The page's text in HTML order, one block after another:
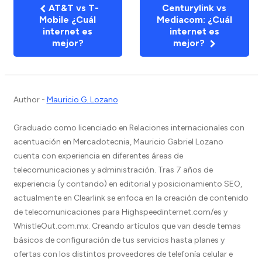
AT&T vs T-
Mobile ¿Cuál
internet es
mejor?
Centurylink vs
Mediacom: ¿Cuál
internet es
mejor?
Author - Mauricio G. Lozano
Graduado como licenciado en Relaciones internacionales con
acentuación en Mercadotecnia, Mauricio Gabriel Lozano
cuenta con experiencia en diferentes áreas de
telecomunicaciones y administración. Tras 7 años de
experiencia (y contando) en editorial y posicionamiento SEO,
actualmente en Clearlink se enfoca en la creación de contenido
de telecomunicaciones para Highspeedinternet.com/es y
WhistleOut.com.mx. Creando artículos que van desde temas
básicos de configuración de tus servicios hasta planes y
ofertas con los distintos proveedores de telefonía celular e